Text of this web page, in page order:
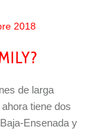
2018
de larga
tiene dos
Ensenada y